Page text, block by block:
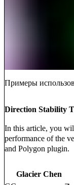
Примеры
Direction Stability
In this article, you
performance of the
and Polygon plugin.
Glacier Chen